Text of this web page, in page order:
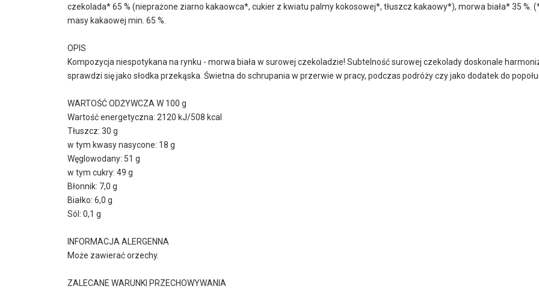
czekolada* 65 % (nieprażone ziarno kakaowca*, cukier z kwiatu palmy kokosowej*, tłuszcz kakaowy*), morwa biała* 35 %.
masy kakaowej min. 65 %.
OPIS
Kompozycja niespotykana na rynku - morwa biała w surowej czekoladzie! Subtelność surowej czekolady doskonale
sprawdzi się jako słodka przekąska. Świetna do schrupania w przerwie w pracy, podczas podróży czy jako dodatek do
WARTOŚĆ ODŻYWCZA W 100 g
Wartość energetyczna: 2120 kJ/508 kcal
Tłuszcz: 30 g
w tym kwasy nasycone: 18 g
Węglowodany: 51 g
w tym cukry: 49 g
Błonnik: 7,0 g
Białko: 6,0 g
Sól: 0,1 g
INFORMACJA ALERGENNA
Może zawierać orzechy.
ZALECANE WARUNKI PRZECHOWYWANIA